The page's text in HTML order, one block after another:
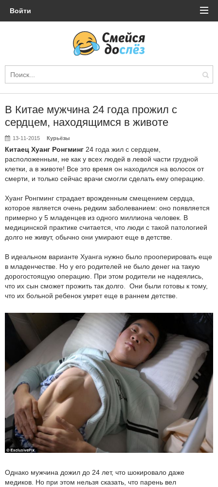
Войти
В Китае мужчина 24 года прожил с
сердцем, находящимся в животе
13-11-2015 Курьёзы
Китаец Хуанг Ронгминг 24 года жил с сердцем,
расположенным, не как у всех людей в левой части грудной
клетки, а в животе! Все это время он находился на волосок от
смерти, и только сейчас врачи смогли сделать ему операцию.
Хуанг Ронгминг страдает врожденным смещением сердца,
которое является очень редким заболеванием: оно появляется
примерно у 5 младенцев из одного миллиона человек. В
медицинской практике считается, что люди с такой патологией
долго не живут, обычно они умирают еще в детстве.
В идеальном варианте Хуанга нужно было прооперировать еще
в младенчестве. Но у его родителей не было денег на такую
дорогостоящую операцию. При этом родители не надеялись,
что их сын сможет прожить так долго. Они были готовы к тому,
что их больной ребенок умрет еще в раннем детстве.
Однако мужчина дожил до 24 лет, что шокировало даже
медиков. Но при этом нельзя сказать, что парень вел